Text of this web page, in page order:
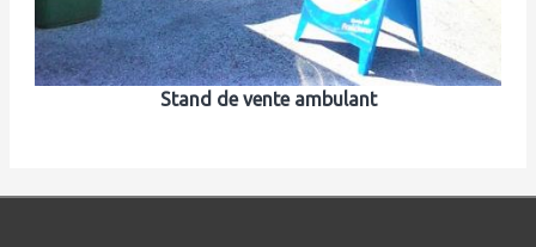
Stand de vente ambulant